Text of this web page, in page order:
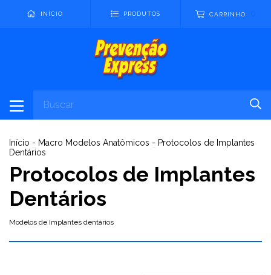
INÍCIO PRODUTOS CARRINHO
Início - Macro Modelos Anatômicos - Protocolos de Implantes
Dentários
Protocolos de Implantes
Dentários
Modelos de Implantes dentários